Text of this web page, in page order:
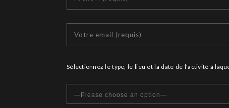
Sélectionnez le type, le lieu et la date de l'activité à